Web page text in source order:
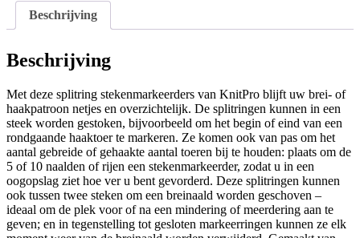
Beschrijving
Beschrijving
Met deze splitring stekenmarkeerders van KnitPro blijft uw brei- of
haakpatroon netjes en overzichtelijk. De splitringen kunnen in een
steek worden gestoken, bijvoorbeeld om het begin of eind van een
rondgaande haaktoer te markeren. Ze komen ook van pas om het
aantal gebreide of gehaakte aantal toeren bij te houden: plaats om de
5 of 10 naalden of rijen een stekenmarkeerder, zodat u in een
oogopslag ziet hoe ver u bent gevorderd. Deze splitringen kunnen
ook tussen twee steken om een breinaald worden geschoven –
ideaal om de plek voor of na een mindering of meerdering aan te
geven; en in tegenstelling tot gesloten markeerringen kunnen ze elk